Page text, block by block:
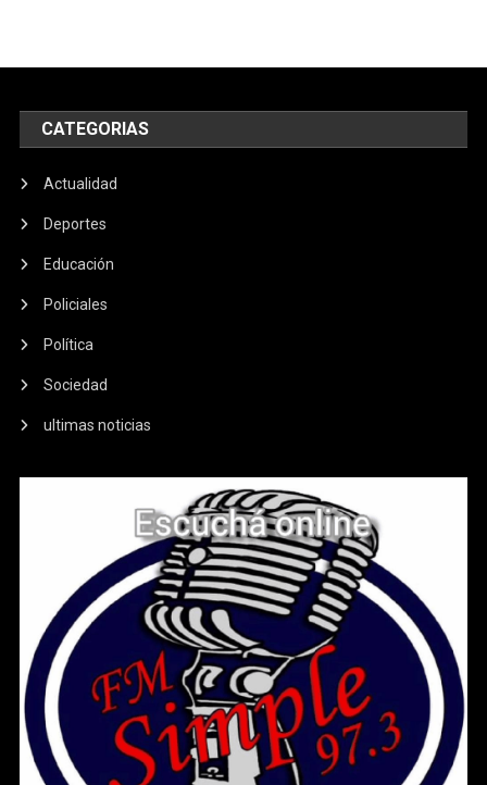
CATEGORIAS
Actualidad
Deportes
Educación
Policiales
Política
Sociedad
ultimas noticias